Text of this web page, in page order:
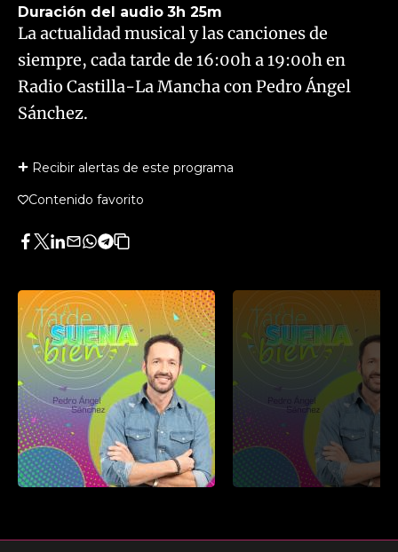
Duración del audio 3h 25m
La actualidad musical y las canciones de
siempre, cada tarde de 16:00h a 19:00h en
Radio Castilla-La Mancha con Pedro Ángel
Sánchez.
Recibir alertas de este programa
Contenido favorito
Facebook
Twitter
LinkedIn
Enviar
Whatsapp
Telegram
Copiar
artículo